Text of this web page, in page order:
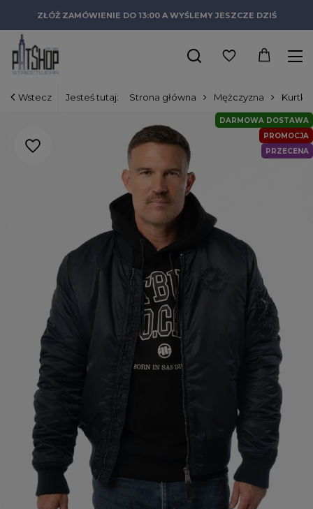
ZŁÓŻ ZAMÓWIENIE DO 13:00 A WYŚLEMY JESZCZE DZIŚ
Wstecz Jesteś tutaj: Strona główna Mężczyzna Kurtki
PROMOCJA
PRZECENA
DARMOWA DOSTAWA